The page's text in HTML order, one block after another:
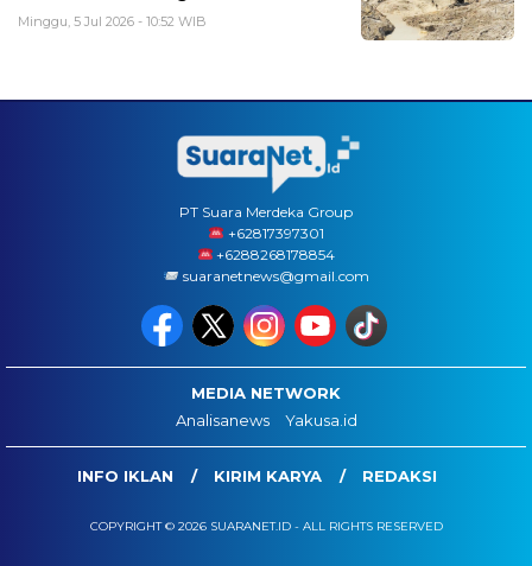
Minggu, 5 Jul 2026 - 10:52 WIB
PT Suara Merdeka Group
‪+62817397301
+6288268178854
suaranetnews@gmail.com
MEDIA NETWORK
Analisanews
Yakusa.id
INFO IKLAN KIRIM KARYA REDAKSI
COPYRIGHT © 2026 SUARANET.ID - ALL RIGHTS RESERVED